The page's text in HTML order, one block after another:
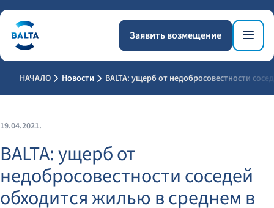
Заявить возмещение
НАЧАЛО Новости BALTA: ущерб от недобросовестности
19.04.2021.
BALTA: ущерб от
недобросовестности соседей
обходится жилью в среднем в